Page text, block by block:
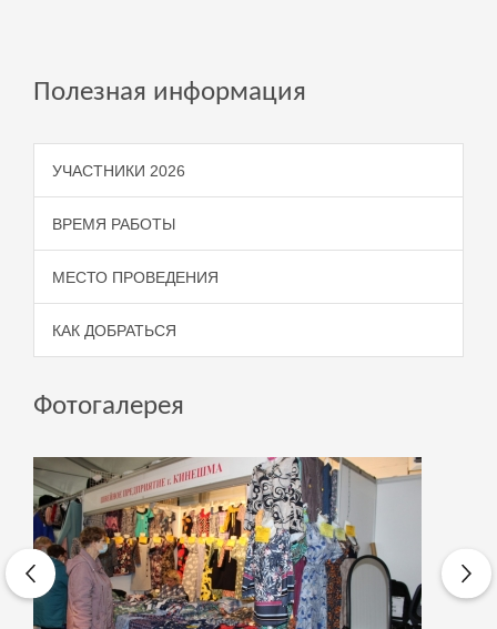
Полезная информация
УЧАСТНИКИ 2026
ВРЕМЯ РАБОТЫ
МЕСТО ПРОВЕДЕНИЯ
КАК ДОБРАТЬСЯ
Фотогалерея